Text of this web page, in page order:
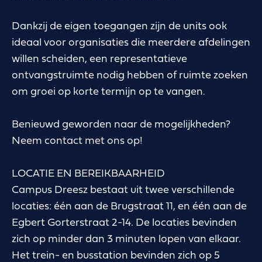
Dankzij de eigen toegangen zijn de units ook
ideaal voor organisaties die meerdere afdelingen
willen scheiden, een representatieve
ontvangstruimte nodig hebben of ruimte zoeken
om groei op korte termijn op te vangen.
Benieuwd geworden naar de mogelijkheden?
Neem contact met ons op!
LOCATIE EN BEREIKBAARHEID
Campus Dreesz bestaat uit twee verschillende
locaties: één aan de Brugstraat 11, en één aan de
Egbert Gorterstraat 2-14. De locaties bevinden
zich op minder dan 3 minuten lopen van elkaar.
Het trein- en busstation bevinden zich op 5